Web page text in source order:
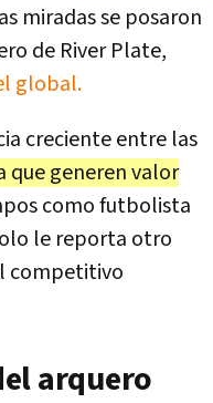
miradas se posaron
de River Plate,
global.
creciente entre las
que generen valor
como futbolista
le reporta otro
competitivo
arquero